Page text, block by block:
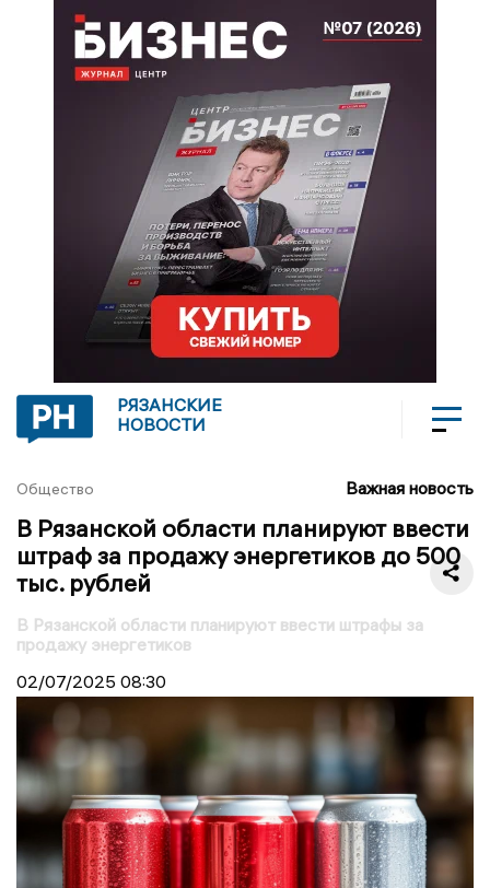
РЯЗАНСКИЕ
НОВОСТИ
Общество Важная новость
В Рязанской области планируют ввести
штраф за продажу энергетиков до 500
тыс. рублей
В Рязанской области планируют ввести штрафы за
продажу энергетиков
02/07/2025 08:30